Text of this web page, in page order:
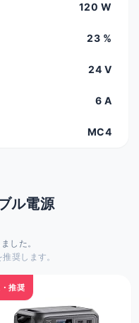
120 W
23 %
24 V
6 A
MC4
ル電源
した。
奨します。
推奨